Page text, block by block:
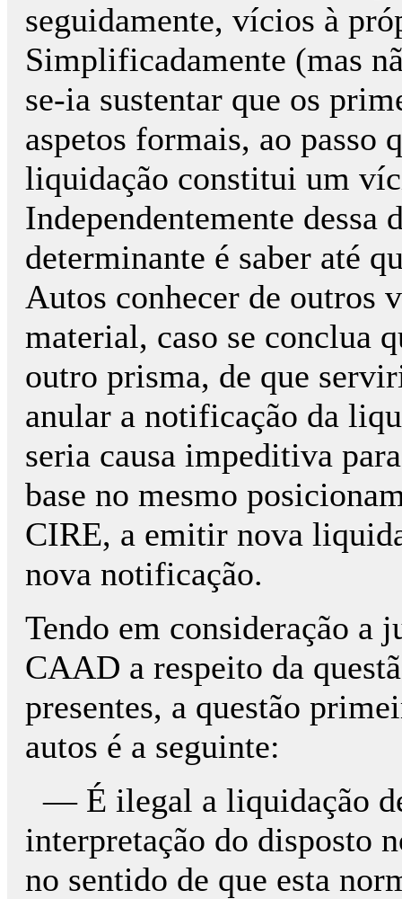
seguidamente, vícios à
Simplificadamente (mas
se-ia sustentar que os
aspetos formais, ao passo
liquidação constitui um
Independentemente dessa
determinante é saber até
Autos conhecer de outros
material, caso se conclua
outro prisma, de que
anular a notificação da
seria causa impeditiva
base no mesmo
CIRE, a emitir nova
nova notificação.
Tendo em consideração a
CAAD a respeito da
presentes, a questão
autos é a seguinte:
— É ilegal a liquidação
interpretação do disposto
no sentido de que esta